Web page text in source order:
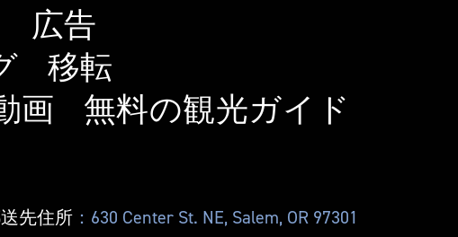
広告
移転
画
無料の観光ガイド
先住所：630 Center St. NE, Salem, OR 97301